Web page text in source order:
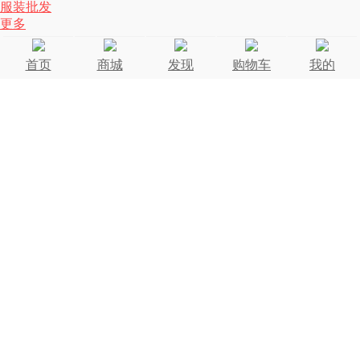
服装批发
更多
首页 商城 发现 购物车 我的